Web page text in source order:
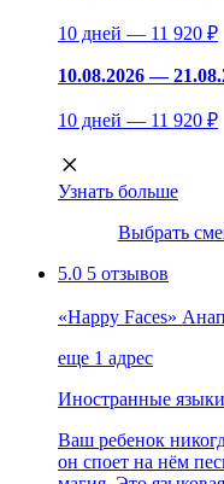
10 дней — 11 920 ₽
10.08.2026 —
10 дней — 11 920 ₽
Узнать больше
Выбрать
5.0 5 отзывов
«Happy Faces»
еще 1 адрес
Иностранные языки
Ваш ребенок
он споет на нём